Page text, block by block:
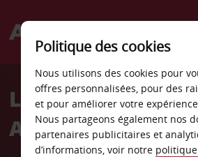
Welcome
AvisLocation de
Aéroport de
Politique des cookies
Nous utilisons des cookies pour
offres personnalisées, pour des
et pour améliorer votre
Nous partageons également nos
partenaires publicitaires et
d’informations, voir notre